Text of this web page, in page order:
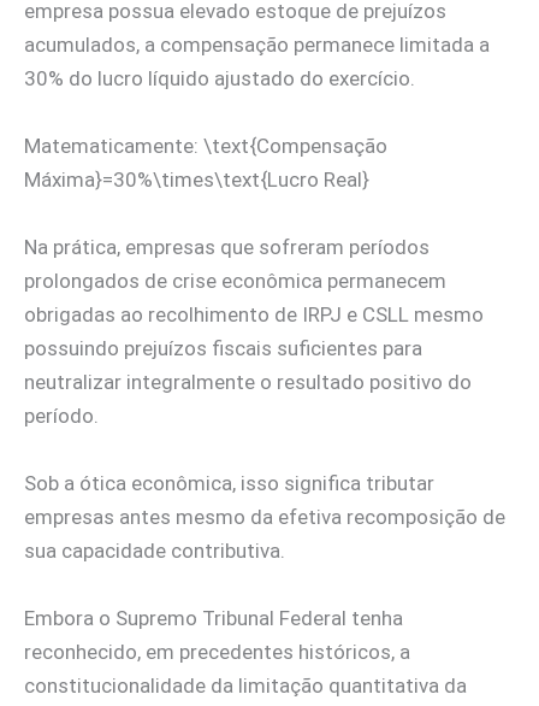
empresa possua elevado estoque de prejuízos
acumulados, a compensação permanece limitada a
30% do lucro líquido ajustado do exercício.
Matematicamente: \text{Compensação
Máxima}=30%\times\text{Lucro Real}
Na prática, empresas que sofreram períodos
prolongados de crise econômica permanecem
obrigadas ao recolhimento de IRPJ e CSLL mesmo
possuindo prejuízos fiscais suficientes para
neutralizar integralmente o resultado positivo do
período.
Sob a ótica econômica, isso significa tributar
empresas antes mesmo da efetiva recomposição de
sua capacidade contributiva.
Embora o Supremo Tribunal Federal tenha
reconhecido, em precedentes históricos, a
constitucionalidade da limitação quantitativa da